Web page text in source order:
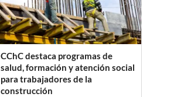
CChC destaca programas de
salud, formación y atención social
para trabajadores de la
construcción